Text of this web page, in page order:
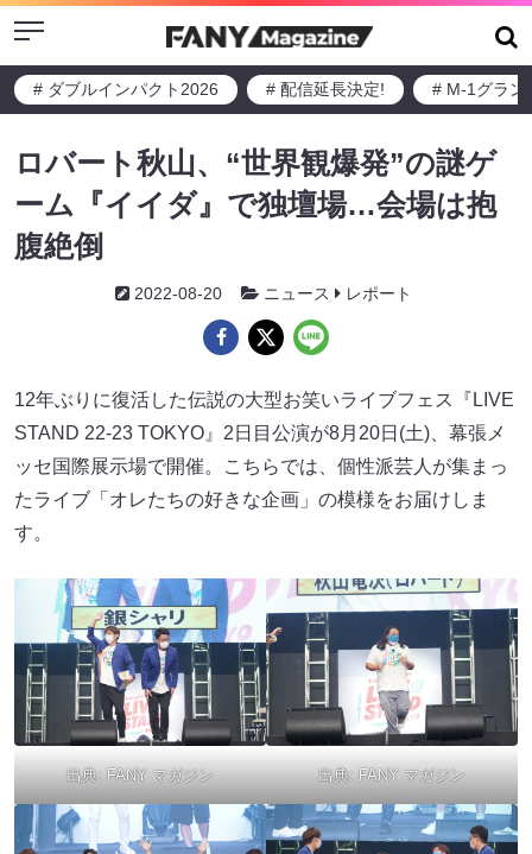
Menu
# ダブルインパクト2026 # 配信延長決定! # M-1グラン
ロバート秋山、“世界観爆発”の謎ゲ
ーム『イイダ』で独壇場…会場は抱
腹絶倒
2022-08-20 ニュース レポート
12年ぶりに復活した伝説の大型お笑いライブフェス『LIVE
STAND 22-23 TOKYO』2日目公演が8月20日(土)、幕張メ
ッセ国際展示場で開催。こちらでは、個性派芸人が集まっ
たライブ「オレたちの好きな企画」の模様をお届けしま
す。
出典: FANY マガジン 出典: FANY マガジン